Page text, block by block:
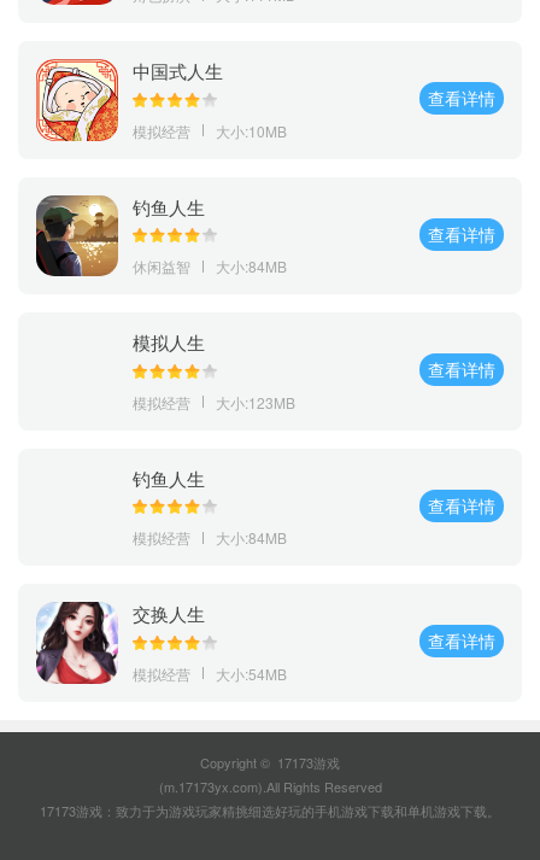
中国式人生
模拟经营 大小:10MB
查看详情
钓鱼人生
休闲益智 大小:84MB
查看详情
模拟人生
模拟经营 大小:123MB
查看详情
钓鱼人生
模拟经营 大小:84MB
查看详情
交换人生
模拟经营 大小:54MB
查看详情
Copyright © 17173游戏
(m.17173yx.com).All Rights Reserved
17173游戏：致力于为游戏玩家精挑细选好玩的手机游戏下载和单机游戏下载